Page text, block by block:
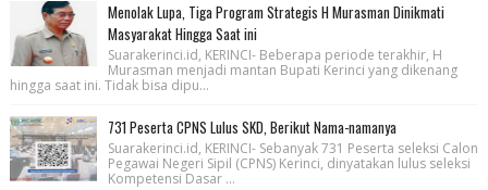
Menolak Lupa, Tiga Program Strategis H Murasman Dinikmati
Masyarakat Hingga Saat ini
Suarakerinci.id, KERINCI- Beberapa periode terakhir, H
Murasman menjadi mantan Bupati Kerinci yang dikenang
hingga saat ini. Tidak bisa dipu...
731 Peserta CPNS Lulus SKD, Berikut Nama-namanya
Suarakerinci.id, KERINCI- Sebanyak 731 Peserta seleksi Calon
Pegawai Negeri Sipil (CPNS) Kerinci, dinyatakan lulus seleksi
Kompetensi Dasar ...